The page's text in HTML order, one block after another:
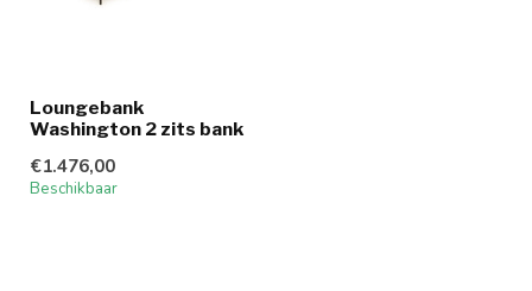
Loungebank
Washington 2 zits bank
€1.476,00
Beschikbaar